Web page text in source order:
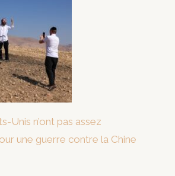
Unis n’ont pas assez
une guerre contre la Chine